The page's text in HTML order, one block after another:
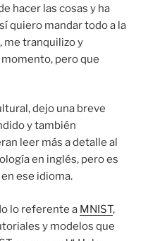
hacer las cosas y ha
quiero mandar todo a la
me tranquilizo y
pero que
dejo una breve
y también
leer más a detalle al
en inglés, pero es
ese idioma.
lo referente a MNIST,
y modelos que